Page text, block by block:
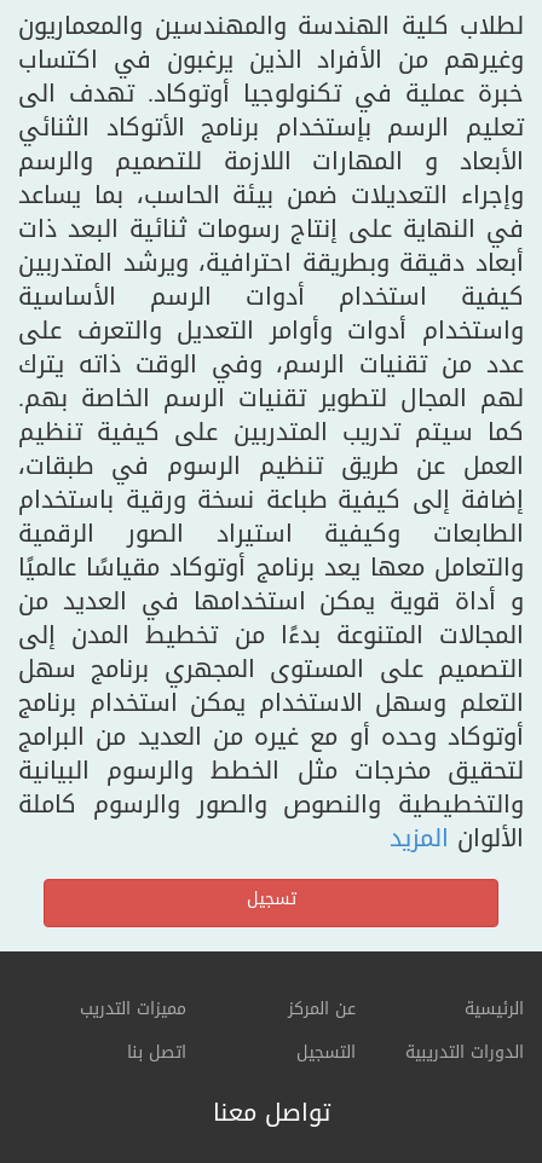
لطلاب كلية الهندسة والمهندسين والمعماريون
وغيرهم من الأفراد الذين يرغبون في اكتساب
خبرة عملية في تكنولوجيا أوتوكاد. تهدف الى
تعليم الرسم بإستخدام برنامج الأتوكاد الثنائي
الأبعاد و المهارات اللازمة للتصميم والرسم
وإجراء التعديلات ضمن بيئة الحاسب، بما يساعد
في النهاية على إنتاج رسومات ثنائية البعد ذات
أبعاد دقيقة وبطريقة احترافية، ويرشد المتدربين
كيفية استخدام أدوات الرسم الأساسية
واستخدام أدوات وأوامر التعديل والتعرف على
عدد من تقنيات الرسم، وفي الوقت ذاته يترك
لهم المجال لتطوير تقنيات الرسم الخاصة بهم.
كما سيتم تدريب المتدربين على كيفية تنظيم
العمل عن طريق تنظيم الرسوم في طبقات،
إضافة إلى كيفية طباعة نسخة ورقية باستخدام
الطابعات وكيفية استيراد الصور الرقمية
والتعامل معها يعد برنامج أوتوكاد مقياسًا عالميًا
و أداة قوية يمكن استخدامها في العديد من
المجالات المتنوعة بدءًا من تخطيط المدن إلى
التصميم على المستوى المجهري برنامج سهل
التعلم وسهل الاستخدام يمكن استخدام برنامج
أوتوكاد وحده أو مع غيره من العديد من البرامج
لتحقيق مخرجات مثل الخطط والرسوم البيانية
والتخطيطية والنصوص والصور والرسوم كاملة
الألوان المزيد
تسجيل
الرئيسية عن المركز
مميزات التدريب
الدورات التدريبية
التسجيل اتصل بنا
تواصل معنا